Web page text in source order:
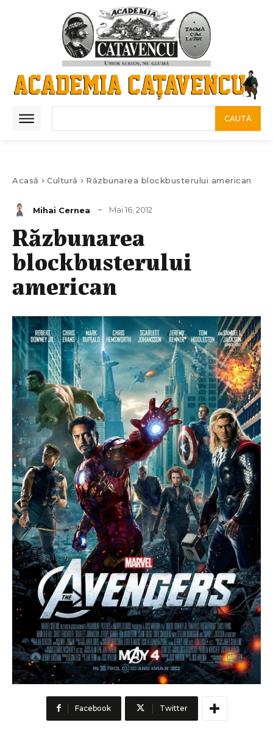
CAUTĂ
Acasă Cultură Răzbunarea blockbusterului american
Mihai Cernea Mai 16, 2012
Răzbunarea
blockbusterului
american
Facebook Twitter